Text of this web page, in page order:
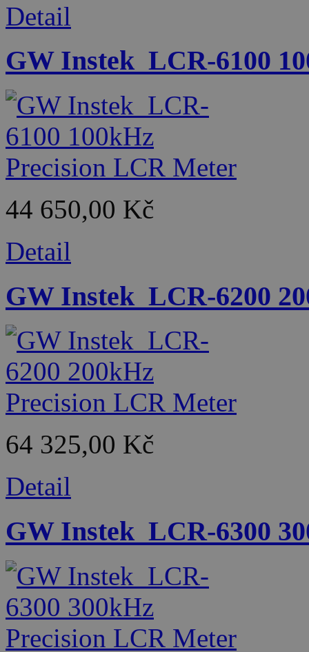
Detail
GW Instek_LCR-6100
44 650,00 Kč
Detail
GW Instek_LCR-6200
64 325,00 Kč
Detail
GW Instek_LCR-6300